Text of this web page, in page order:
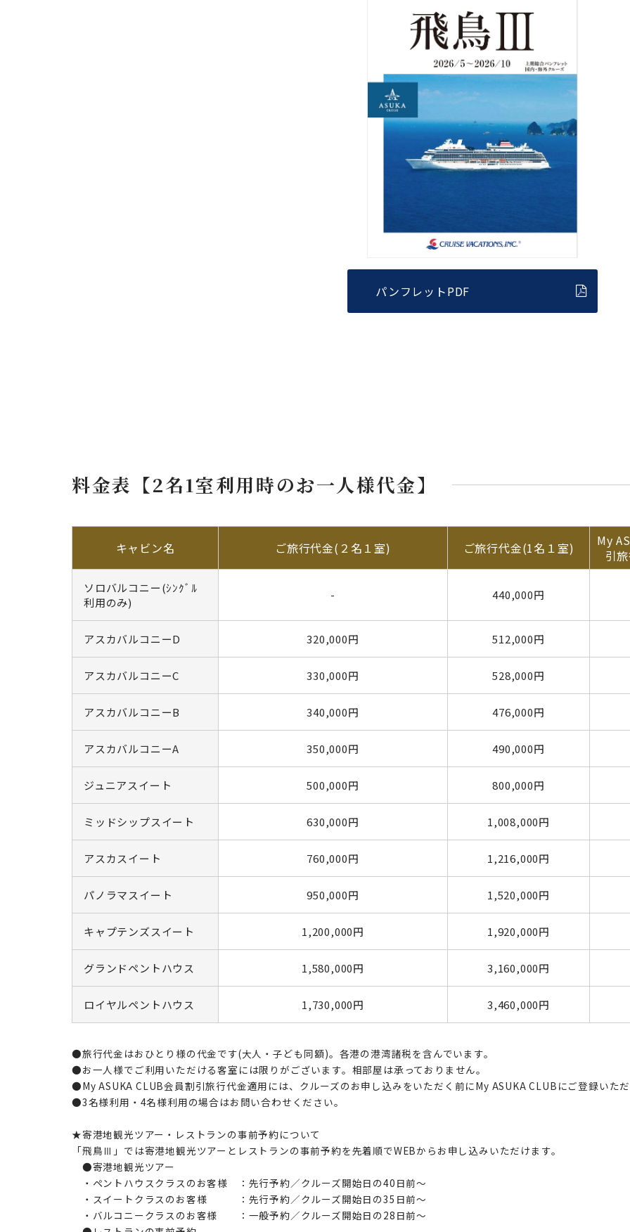
パンフレットPDF
料金表【2名1室利用時のお一人様代金】
キャビン名 ご旅行代金(２名１室) ご旅行代金(1名１室)
My
引
ソロバルコニー(ｼﾝｸﾞﾙ
利用のみ)
- 440,000円
アスカバルコニーD 320,000円 512,000円
アスカバルコニーC 330,000円 528,000円
アスカバルコニーB 340,000円 476,000円
アスカバルコニーA 350,000円 490,000円
ジュニアスイート 500,000円 800,000円
ミッドシップスイート 630,000円 1,008,000円
アスカスイート 760,000円 1,216,000円
パノラマスイート 950,000円 1,520,000円
キャプテンズスイート 1,200,000円 1,920,000円
グランドペントハウス 1,580,000円 3,160,000円
ロイヤルペントハウス 1,730,000円 3,460,000円
●旅行代金はおひとり様の代金です(大人・子ども同額)。各港の港湾諸税を含んでいます。
●お一人様でご利用いただける客室には限りがございます。相部屋は承っておりません。
●My ASUKA CLUB会員割引旅行代金適用には、クルーズのお申し込みをいただく前にMy ASUKA CLUBにご登録いた
●3名様利用・4名様利用の場合はお問い合わせください。
★寄港地観光ツアー・レストランの事前予約について
「飛鳥Ⅲ」では寄港地観光ツアーとレストランの事前予約を先着順でWEBからお申し込みいただけます。
●寄港地観光ツアー
・ペントハウスクラスのお客様 ：先行予約／クルーズ開始日の40日前～
・スイートクラスのお客様 ：先行予約／クルーズ開始日の35日前～
・バルコニークラスのお客様 ：一般予約／クルーズ開始日の28日前～